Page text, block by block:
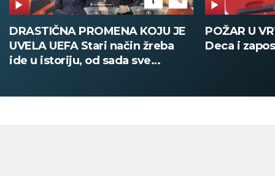
POŽAR U VRTIĆU NA VOŽDOVCU
Deca i zaposleni evakuisani
SINIŠA
DOBIO